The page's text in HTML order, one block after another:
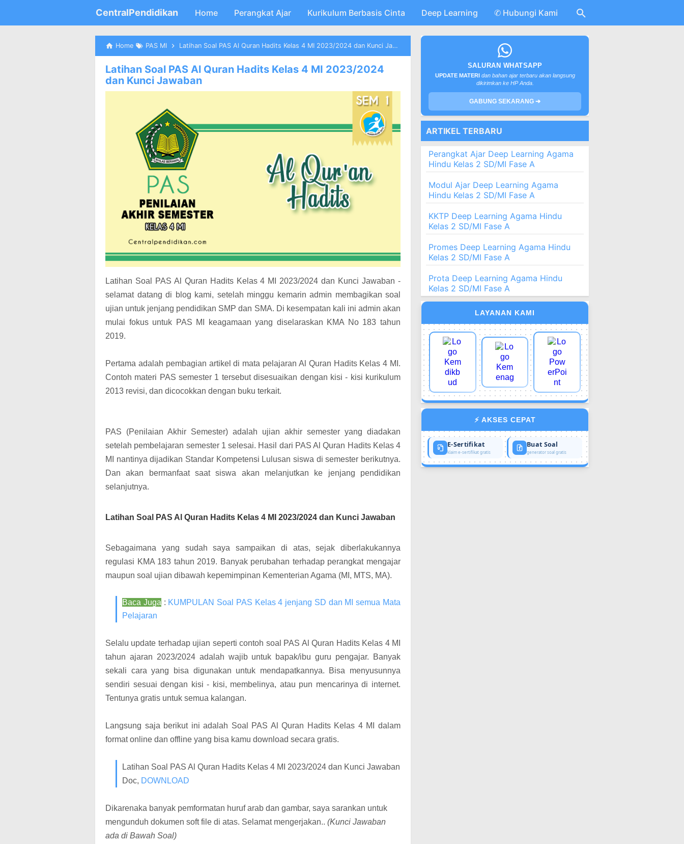
Skip to main content
CentralPendidikan Home Perangkat Ajar Kurikulum Berbasis Cinta Deep Learning ✆ Hubungi Kami
Home PAS MI Latihan Soal PAS Al Quran Hadits Kelas 4 MI 2023/2024 dan Kunci Jawaban
Latihan Soal PAS Al Quran Hadits Kelas 4 MI 2023/2024
dan Kunci Jawaban
Latihan Soal PAS Al Quran Hadits Kelas 4 MI 2023/2024 dan Kunci Jawaban -
selamat datang di blog kami, setelah minggu kemarin admin membagikan soal
ujian untuk jenjang pendidikan SMP dan SMA. Di kesempatan kali ini admin akan
mulai fokus untuk PAS MI keagamaan yang diselaraskan KMA No 183 tahun
2019.
Pertama adalah pembagian artikel di mata pelajaran Al Quran Hadits Kelas 4 MI.
Contoh materi PAS semester 1 tersebut disesuaikan dengan kisi - kisi kurikulum
2013 revisi, dan dicocokkan dengan buku terkait.
PAS (Penilaian Akhir Semester) adalah ujian akhir semester yang diadakan
setelah pembelajaran semester 1 selesai. Hasil dari PAS Al Quran Hadits Kelas 4
MI nantinya dijadikan Standar Kompetensi Lulusan siswa di semester berikutnya.
Dan akan bermanfaat saat siswa akan melanjutkan ke jenjang pendidikan
selanjutnya.
Latihan Soal PAS Al Quran Hadits Kelas 4 MI 2023/2024 dan Kunci Jawaban
Sebagaimana yang sudah saya sampaikan di atas, sejak diberlakukannya
regulasi KMA 183 tahun 2019. Banyak perubahan terhadap perangkat mengajar
maupun soal ujian dibawah kepemimpinan Kementerian Agama (MI, MTS, MA).
Baca Juga: KUMPULAN Soal PAS Kelas 4 jenjang SD dan MI semua Mata
Pelajaran
Selalu update terhadap ujian seperti contoh soal PAS Al Quran Hadits Kelas 4 MI
tahun ajaran 2023/2024 adalah wajib untuk bapak/ibu guru pengajar. Banyak
sekali cara yang bisa digunakan untuk mendapatkannya. Bisa menyusunnya
sendiri sesuai dengan kisi - kisi, membelinya, atau pun mencarinya di internet.
Tentunya gratis untuk semua kalangan.
Langsung saja berikut ini adalah Soal PAS Al Quran Hadits Kelas 4 MI dalam
format online dan offline yang bisa kamu download secara gratis.
Latihan Soal PAS Al Quran Hadits Kelas 4 MI 2023/2024 dan Kunci Jawaban
Doc, DOWNLOAD
Dikarenaka banyak pemformatan huruf arab dan gambar, saya sarankan untuk
mengunduh dokumen soft file di atas. Selamat mengerjakan.. (Kunci Jawaban
ada di Bawah Soal)
SALURAN WHATSAPP
UPDATE MATERI dan bahan ajar terbaru akan langsung
dikirimkan ke HP Anda.
GABUNG SEKARANG ➔
ARTIKEL TERBARU
Perangkat Ajar Deep Learning Agama
Hindu Kelas 2 SD/MI Fase A
Modul Ajar Deep Learning Agama
Hindu Kelas 2 SD/MI Fase A
KKTP Deep Learning Agama Hindu
Kelas 2 SD/MI Fase A
Promes Deep Learning Agama Hindu
Kelas 2 SD/MI Fase A
Prota Deep Learning Agama Hindu
Kelas 2 SD/MI Fase A
LAYANAN KAMI
⚡ AKSES CEPAT
E-Sertifikat
klaim e-sertifikat gratis
Buat Soal
generator soal gratis